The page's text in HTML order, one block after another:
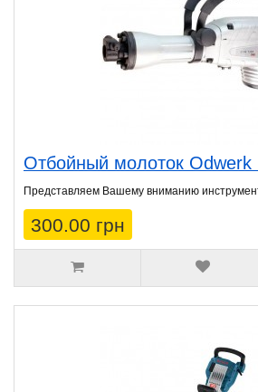
Отбойный молоток Odwerk
Представляем Вашему вниманию
300.00 грн